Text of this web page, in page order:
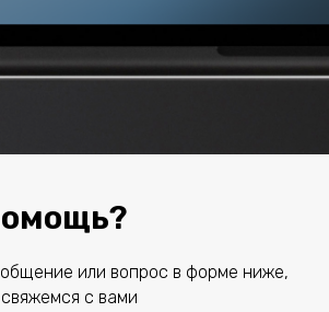
или вопрос в форме ниже,
с вами